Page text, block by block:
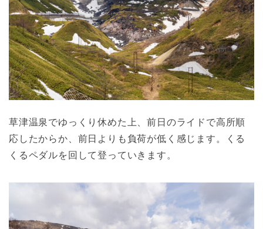
草津温泉でゆっくり休めた上、前日のライドで高所順
応したからか、前日よりも負荷が低く感じます。くる
くるペダルを回して登っていきます。